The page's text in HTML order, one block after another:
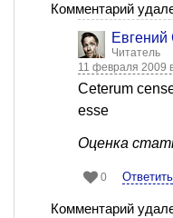
Комментарий
Евгений
Читатель
11 февраля 2009
Ceterum
esse
Оценка
0 Ответить
Комментарий